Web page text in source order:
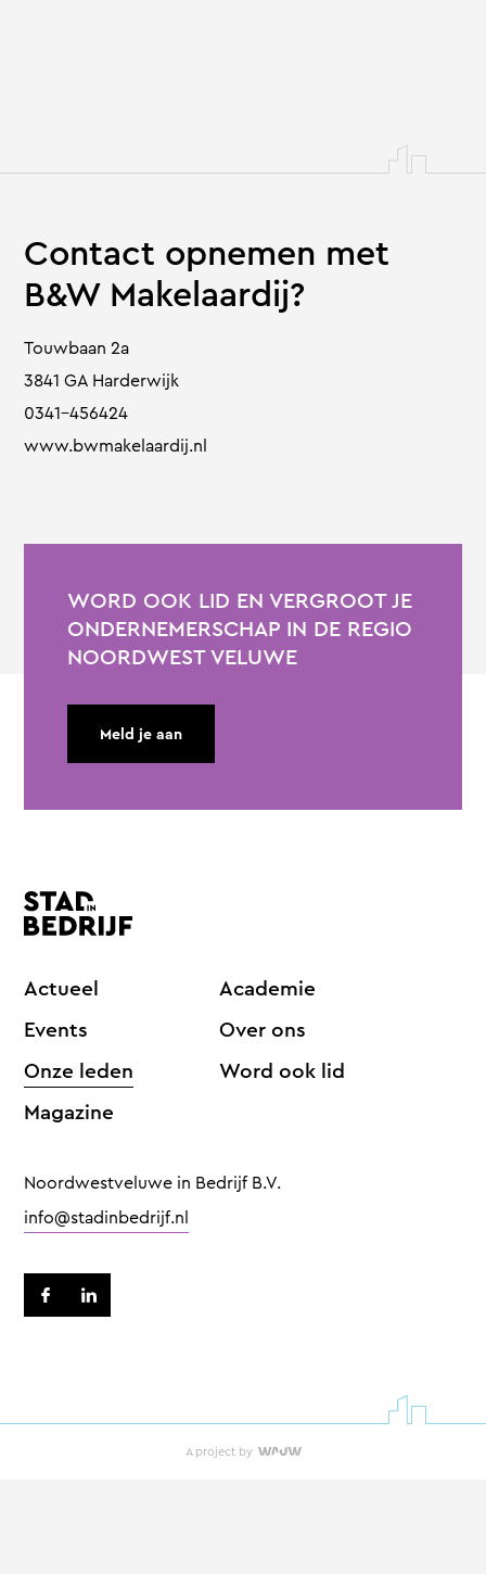
Contact opnemen met
B&W Makelaardij?
Touwbaan 2a
3841 GA Harderwijk
0341-456424
www.bwmakelaardij.nl
WORD OOK LID EN VERGROOT JE
ONDERNEMERSCHAP IN DE REGIO
NOORDWEST VELUWE
Meld je aan
Actueel
Events
Onze leden
Magazine
Academie
Over ons
Word ook lid
Noordwestveluwe in Bedrijf B.V.
info@stadinbedrijf.nl
A project by